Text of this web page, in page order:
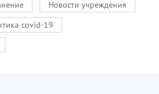
Новости учреждения
covid-19